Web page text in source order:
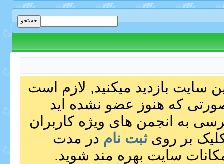
سایت بازدید میکنید, لازم است
که هنوز عضو نشده اید
به انجمن های ویژه کاربران
بر رویثبت نام در مدت
سایت بهره مند شوید.